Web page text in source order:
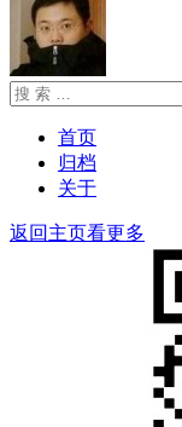
搜
首页
归档
关于
返回主页看更多